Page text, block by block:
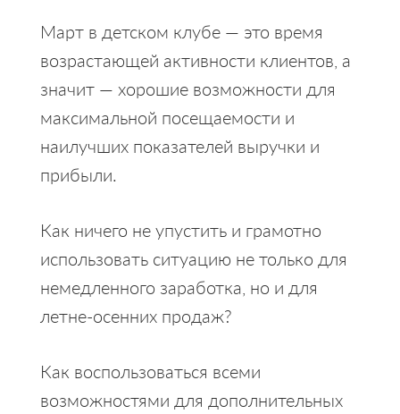
Март в детском клубе — это время
возрастающей активности клиентов, а
значит — хорошие возможности для
максимальной посещаемости и
наилучших показателей выручки и
прибыли.
Как ничего не упустить и грамотно
использовать ситуацию не только для
немедленного заработка, но и для
летне-осенних продаж?
Как воспользоваться всеми
возможностями для дополнительных